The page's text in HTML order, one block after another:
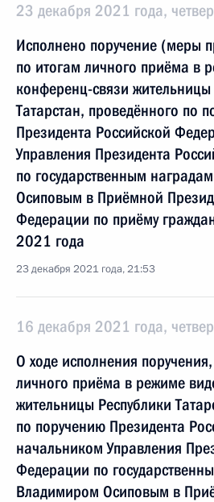
23 декабря 2021 года,
Исполнено поручение (меры
по итогам личного приёма в
конференц-связи жительницы
Татарстан, проведённого по
Президента Российской
Управления Президента
по государственным
Осиповым в Приёмной
Федерации по приёму
2021 года
23 декабря 2021 года, 21:53
16 декабря 2021 года,
О ходе исполнения
личного приёма в режиме
жительницы Республики
по поручению Президента
начальником Управления
Федерации по
Владимиром Осиповым в